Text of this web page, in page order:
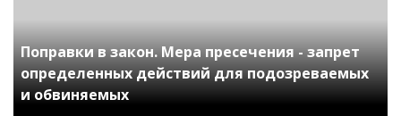
Поправки в закон. Мера пресечения - запрет
определенных действий для подозреваемых
и обвиняемых